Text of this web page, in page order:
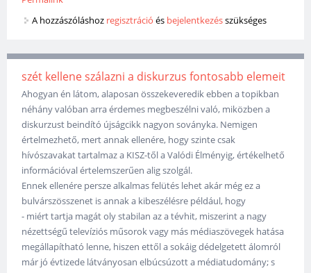
A hozzászóláshoz regisztráció és bejelentkezésszükséges
szét kellene szálazni a diskurzus fontosabb elemeit
Ahogyan én látom, alaposan összekeveredik ebben a topikban
néhány valóban arra érdemes megbeszélni való, miközben a
diskurzust beindító újságcikk nagyon soványka. Nemigen
értelmezhető, mert annak ellenére, hogy szinte csak
hívószavakat tartalmaz a KISZ-től a Valódi Élményig, értékelhető
információval értelemszerűen alig szolgál.
Ennek ellenére persze alkalmas felütés lehet akár még ez a
bulvárszösszenet is annak a kibeszélésre például, hogy
- miért tartja magát oly stabilan az a tévhit, miszerint a nagy
nézettségű televíziós műsorok vagy más médiaszövegek hatása
megállapítható lenne, hiszen ettől a sokáig dédelgetett álomról
már jó évtizede látványosan elbúcsúzott a médiatudomány; s